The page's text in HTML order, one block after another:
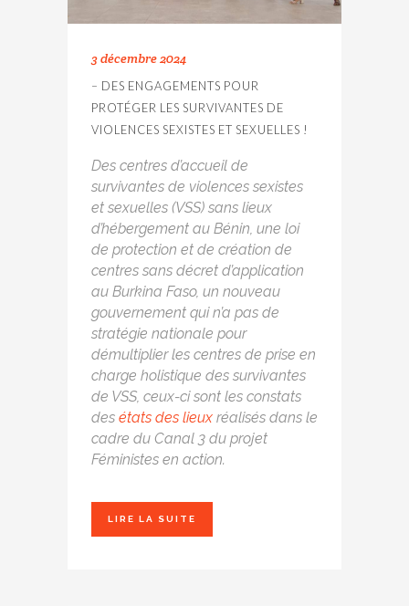
3 décembre 2024
– DES ENGAGEMENTS POUR
PROTÉGER LES SURVIVANTES DE
VIOLENCES SEXISTES ET SEXUELLES !
Des centres d’accueil de
survivantes de violences sexistes
et sexuelles (VSS) sans lieux
d’hébergement au Bénin, une loi
de protection et de création de
centres sans décret d’application
au Burkina Faso, un nouveau
gouvernement qui n’a pas de
stratégie nationale pour
démultiplier les centres de prise en
charge holistique des survivantes
de VSS, ceux-ci sont les constats
des états des lieux réalisés dans le
cadre du Canal 3 du projet
Féministes en action.
LIRE LA SUITE